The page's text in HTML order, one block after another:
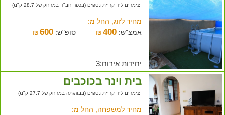
צימרים ליד קריית נטפים (בכפר חב"ד במרחק של 28.7 ק"מ)
מחיר לזוג, החל מ:
אמצ"ש:
₪400 סופ"ש: ₪ 600
יחידות אירוח:3
בית וינר בכוכבים
צימרים ליד קריית נטפים (בבורגתה במרחק של 27.7 ק"מ)
מחיר למשפחה, החל מ: